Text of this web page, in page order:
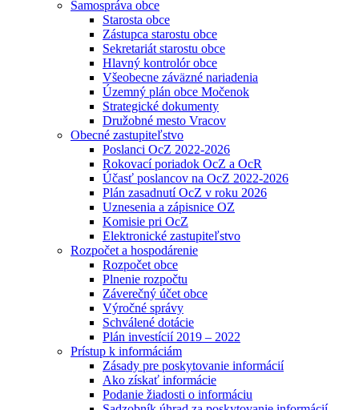
Samospráva obce
Starosta obce
Zástupca starostu obce
Sekretariát starostu obce
Hlavný kontrolór obce
Všeobecne záväzné nariadenia
Územný plán obce Močenok
Strategické dokumenty
Družobné mesto Vracov
Obecné zastupiteľstvo
Poslanci OcZ 2022-2026
Rokovací poriadok OcZ a OcR
Účasť poslancov na OcZ 2022-2026
Plán zasadnutí OcZ v roku 2026
Uznesenia a zápisnice OZ
Komisie pri OcZ
Elektronické zastupiteľstvo
Rozpočet a hospodárenie
Rozpočet obce
Plnenie rozpočtu
Záverečný účet obce
Výročné správy
Schválené dotácie
Plán investícií 2019 – 2022
Prístup k informáciám
Zásady pre poskytovanie informácií
Ako získať informácie
Podanie žiadosti o informáciu